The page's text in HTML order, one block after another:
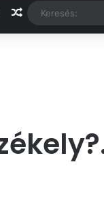
Véletlen cikk